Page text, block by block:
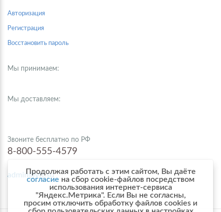
Авторизация
Регистрация
Восстановить пароль
Мы принимаем:
Мы доставляем:
Звоните бесплатно по РФ
8-800-555-4579
admin@vtr.su
Продолжая работать с этим сайтом, Вы даёте
согласие на сбор cookie-файлов посредством
использования интернет-сервиса
"Яндекс.Метрика". Если Вы не согласны,
просим отключить обработку файлов cookies и